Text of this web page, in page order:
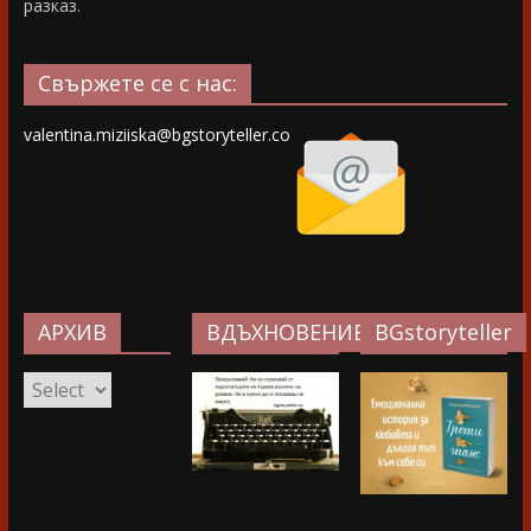
разказ.
Свържете се с нас:
valentina.miziiska@bgstoryteller.co
АРХИВ
АРХИВ
ВДЪХНОВЕНИЕ…BGstoryteller